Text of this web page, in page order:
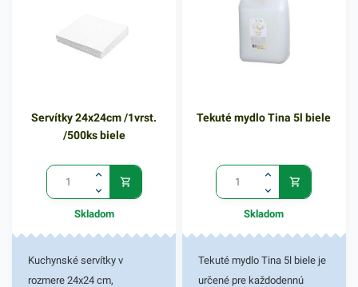
zberných nádob.
Zabezpečujú komfort a
Využiť ich môžete aj na
uskladnenie sezónneho
sťahovania. Vrecia sú tiež
vhodné na balenie výrobkov
pred navlhnutím, vyschnutím
či znečistením.
ekonomickú službu
poskytovateľovi. Farba: biela
Servítky 24x24cm /1vrst.
/500ks biele
Skladom
Kuchynské servítky v
rozmere 24x24 cm,
Tekuté mydlo Tina 5l biele
Skladom
Tekuté mydlo Tina 5l biele je
určené pre každodennú